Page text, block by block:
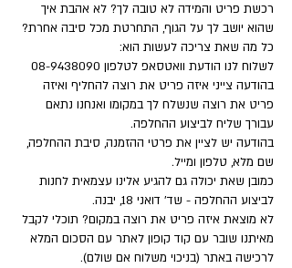
רכשת פריט והמידה לא טובה לך? לא אהבת איך
שהוא יושב לך על הגוף, התחרטת מכל סיבה אחרת?
כל מה שאת צריכה לעשות הוא:
לשלוח לנו הודעת וואטסאפ לטלפון 08-9438090
בהודעה צייני איזה פריט את רוצה להחליף ואיזה
פריט את רוצה שנשלח לך במקומו ואנחנו נתאם
עבורך שליח לביצוע ההחלפה.
בהודעה יש לציין את פרטי ההזמנה, סיבת ההחלפה,
שם מלא, טלפון ומייל.
כמובן שאת יכולה גם להגיע אלינו עצמאית לחנות
לביצוע ההחלפה - שד' דואני 18, יבנה.
לא מוצאת איזה פריט את רוצה במקום? תוכלי לקבל
מאיתנו שובר עם קוד קופון לאתר עם הסכום המלא
לרכישה באתר (בניכוי משלוח אם שולם).